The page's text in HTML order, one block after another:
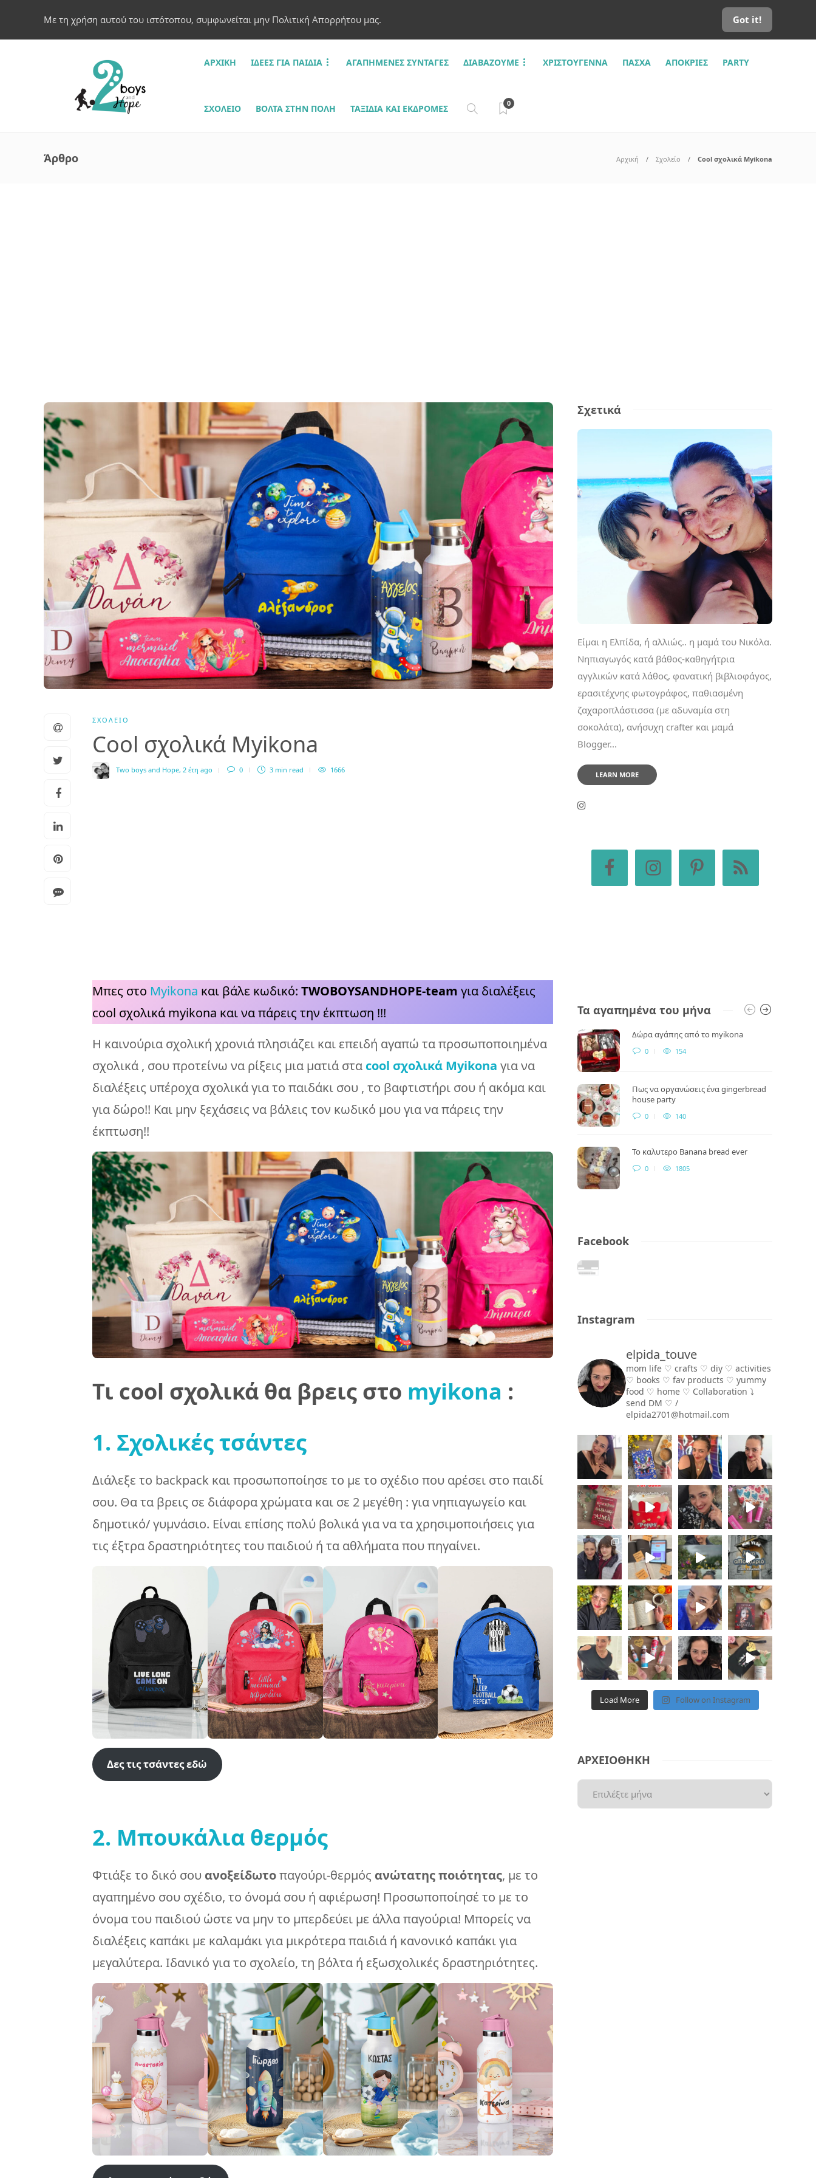
Με τη χρήση αυτού του ιστότοπου, συμφωνείται μην Πολιτική Απορρήτου μας. Got it!
ΑΡΧΙΚΗ ΙΔΈΕΣ ΓΙΑ ΠΑΙΔΙΆ ΑΓΑΠΗΜΈΝΕΣ ΣΥΝΤΑΓΈΣ ΔΙΑΒΆΖΟΥΜΕ ΧΡΙΣΤΟΎΓΕΝΝΑ ΠΆΣΧΑ ΑΠΌΚΡΙΕΣ PARTY
ΣΧΟΛΕΊΟ ΒΌΛΤΑ ΣΤΗΝ ΠΌΛΗ ΤΑΞΊΔΙΑ ΚΑΙ ΕΚΔΡΟΜΈΣ 0
Άρθρο Αρχική Σχολείο Cool σχολικά Myikona
ΣΧΟΛΕΊΟ
Cool σχολικά Myikona
Two boys and Hope, 2 έτη ago 0 3 min read 1666
Μπες στο Myikona και βάλε κωδικό: TWOBOYSANDHOPE-team για διαλέξεις
cool σχολικά myikona και να πάρεις την έκπτωση !!!
Η καινούρια σχολική χρονιά πλησιάζει και επειδή αγαπώ τα προσωποποιημένα
σχολικά , σου προτείνω να ρίξεις μια ματιά στα cool σχολικά Myikona για να
διαλέξεις υπέροχα σχολικά για το παιδάκι σου , το βαφτιστήρι σου ή ακόμα και
για δώρο!! Και μην ξεχάσεις να βάλεις τον κωδικό μου για να πάρεις την
έκπτωση!!
Τι cool σχολικά θα βρεις στο myikona :
1. Σχολικές τσάντες
Διάλεξε το backpack και προσωποποίησε το με το σχέδιο που αρέσει στο παιδί
σου. Θα τα βρεις σε διάφορα χρώματα και σε 2 μεγέθη : για νηπιαγωγείο και
δημοτικό/ γυμνάσιο. Είναι επίσης πολύ βολικά για να τα χρησιμοποιήσεις για
τις έξτρα δραστηριότητες του παιδιού ή τα αθλήματα που πηγαίνει.
Δες τις τσάντες εδώ
2. Μπουκάλια θερμός
Φτιάξε το δικό σου ανοξείδωτοπαγούρι-θερμός ανώτατης ποιότητας, με το
αγαπημένο σου σχέδιο, το όνομά σου ή αφιέρωση! Προσωποποίησέ το με το
όνομα του παιδιού ώστε να μην το μπερδεύει με άλλα παγούρια! Μπορείς να
διαλέξεις καπάκι με καλαμάκι για μικρότερα παιδιά ή κανονικό καπάκι για
μεγαλύτερα. Ιδανικό για το σχολείο, τη βόλτα ή εξωσχολικές δραστηριότητες.
Σχετικά
Είμαι η Ελπίδα, ή αλλιώς.. η μαμά του Νικόλα.
Νηπιαγωγός κατά βάθος-καθηγήτρια
αγγλικών κατά λάθος, φανατική βιβλιοφάγος,
ερασιτέχνης φωτογράφος, παθιασμένη
ζαχαροπλάστισσα (με αδυναμία στη
σοκολάτα), ανήσυχη crafter και μαμά
Blogger...
LEARN MORE
Τα αγαπημένα του μήνα
Δώρα αγάπης από το myikona
0 154
Πως να οργανώσεις ένα gingerbread
house party
0 140
Το καλυτερο Banana bread ever
0 1805
Facebook
Instagram
elpida_touve
mom life ♡ crafts ♡ diy ♡ activities
♡ books ♡ fav products ♡ yummy
food ♡ home ♡ Collaboration ⤵️
send DM ♡ /
elpida2701@hotmail.com
Load More Follow on Instagram
ΑΡΧΕΙΟΘΗΚΗ